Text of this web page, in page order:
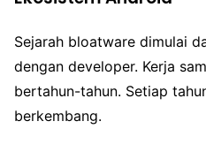
Sejarah bloatware dimulai
dengan developer. Kerja
bertahun-tahun. Setiap
berkembang.